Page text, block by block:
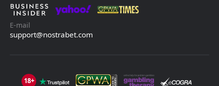
E-mail
support@nostrabet.com
18+